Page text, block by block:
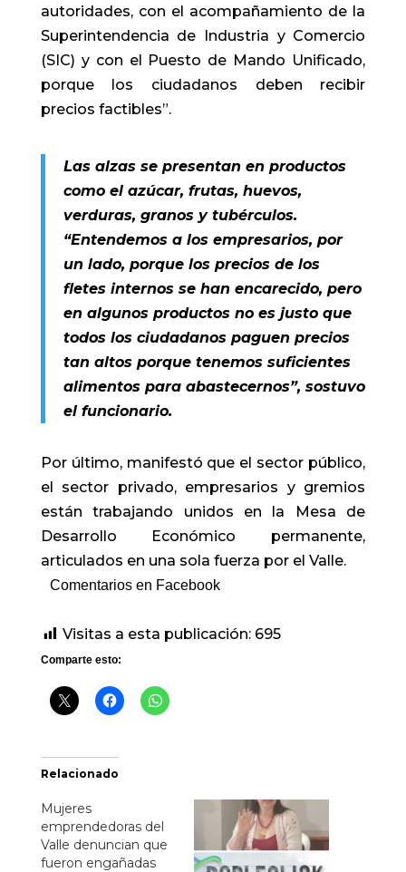
autoridades, con el acompañamiento de la
Superintendencia de Industria y Comercio
(SIC) y con el Puesto de Mando Unificado,
porque los ciudadanos deben recibir
precios factibles”.
Las alzas se presentan en productos
como el azúcar, frutas, huevos,
verduras, granos y tubérculos.
“Entendemos a los empresarios, por
un lado, porque los precios de los
fletes internos se han encarecido, pero
en algunos productos no es justo que
todos los ciudadanos paguen precios
tan altos porque tenemos suficientes
alimentos para abastecernos”, sostuvo
el funcionario.
Por último, manifestó que el sector público,
el sector privado, empresarios y gremios
están trabajando unidos en la Mesa de
Desarrollo Económico permanente,
articulados en una sola fuerza por el Valle.
Comentarios en Facebook
Visitas a esta publicación: 695
Comparte esto:
Relacionado
Mujeres
emprendedoras del
Valle denuncian que
fueron engañadas